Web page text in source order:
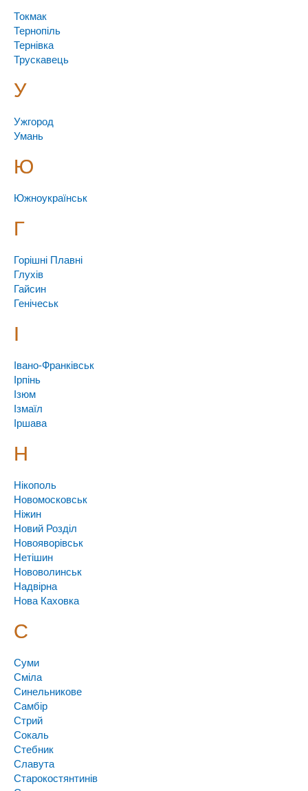
Токмак
Тернопіль
Тернівка
Трускавець
У
Ужгород
Умань
Ю
Южноукраїнськ
Г
Горішні Плавні
Глухів
Гайсин
Генічеськ
І
Івано-Франківськ
Ірпінь
Ізюм
Ізмаїл
Іршава
Н
Нікополь
Новомосковськ
Ніжин
Новий Розділ
Новояворівськ
Нетішин
Нововолинськ
Надвірна
Нова Каховка
С
Суми
Сміла
Синельникове
Самбір
Стрий
Сокаль
Стебник
Славута
Старокостянтинів